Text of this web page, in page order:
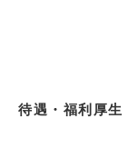
待遇・福利厚生